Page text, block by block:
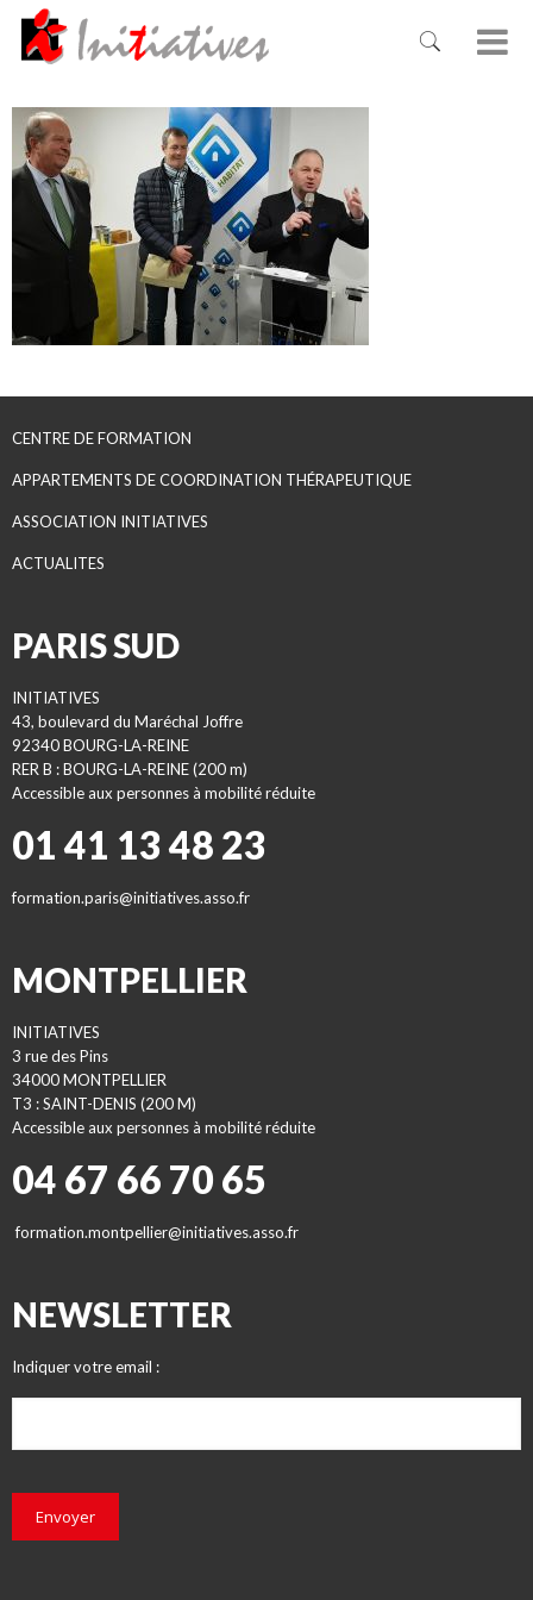
CENTRE DE FORMATION
APPARTEMENTS DE COORDINATION THÉRAPEUTIQUE
ASSOCIATION INITIATIVES
ACTUALITES
PARIS SUD
INITIATIVES
43, boulevard du Maréchal Joffre
92340 BOURG-LA-REINE
RER B : BOURG-LA-REINE (200 m)
Accessible aux personnes à mobilité réduite
01 41 13 48 23
formation.paris@initiatives.asso.fr
MONTPELLIER
INITIATIVES
3 rue des Pins
34000 MONTPELLIER
T3 : SAINT-DENIS (200 M)
Accessible aux personnes à mobilité réduite
04 67 66 70 65
formation.montpellier@initiatives.asso.fr
NEWSLETTER
Indiquer votre email :
Envoyer